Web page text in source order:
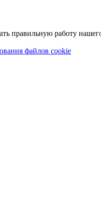
правильную работу
файлов cookie